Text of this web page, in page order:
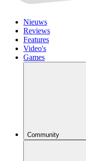
Nieuws
Reviews
Features
Video's
Games
Community